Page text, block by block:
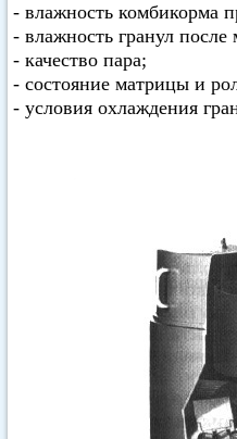
- влажность комбикорма
- влажность гранул после
- качество пара;
- состояние матрицы и
- условия охлаждения